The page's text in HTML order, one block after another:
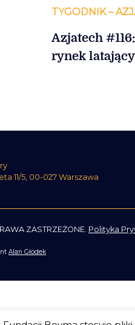
TYGODNIK –
Azjatech
rynek
11/5, 00-027 Warszawa
ZASTRZEŻONE. Polityka
Alan Głodek